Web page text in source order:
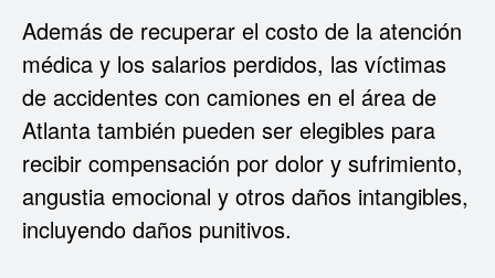
Además de recuperar el costo de la atención
médica y los salarios perdidos, las víctimas
de accidentes con camiones en el área de
Atlanta también pueden ser elegibles para
recibir compensación por dolor y sufrimiento,
angustia emocional y otros daños intangibles,
incluyendo daños punitivos.